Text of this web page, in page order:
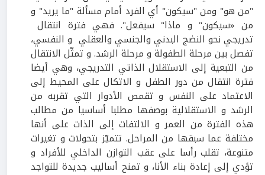
"من هو" ومن "سيكون" أي الفرد أمام مسألة "ما يريد" و
من «سيكون" و ماذا" سيفعل". فهي فترة انتقال
تدريجي نحو النضج البدني والجنسي والعقلي و النفسي،
تفصل بين مرحلة الطفولة و مرحلة الرشد. و تمثّل الانتقال
من التبعية إلى الاستقلال الذاتي التدريجي، وهي أيضا
فترة انتقال من دور الطفل و الاتكال على المحيط إلى
الاعتماد على النفس و تقمص الأدوار التي تقربه من
الرشد و الاستقلالية بوصفها مطلبا أساسيا من مطالب
هذه الفترة من العمر و الالتفات إلى الذات على أنها
مختلفة عما سبقها من المراحل. تتميّز بتحولات و تغيرات
متنوعة، تقلب رأسا على عقب التوازن الداخلي للأفراد و
تؤدي إلى إعادة بناء الأنا، و تمنح أساليب جديدة للتواجد